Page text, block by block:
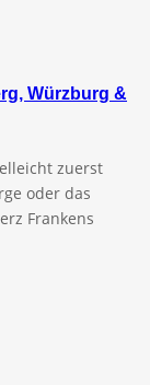
Würzburg &
zuerst
oder das
Frankens